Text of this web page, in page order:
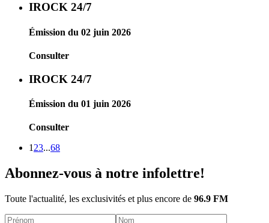
IROCK 24/7
Émission du 02 juin 2026
Consulter
IROCK 24/7
Émission du 01 juin 2026
Consulter
1 23...68
Abonnez-vous à notre infolettre!
Toute l'actualité, les exclusivités et plus encore de 96.9 FM